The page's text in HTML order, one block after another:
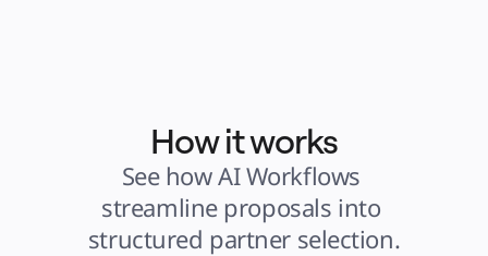
How it works
See how AI Workflows
streamline proposals into
structured partner selection.